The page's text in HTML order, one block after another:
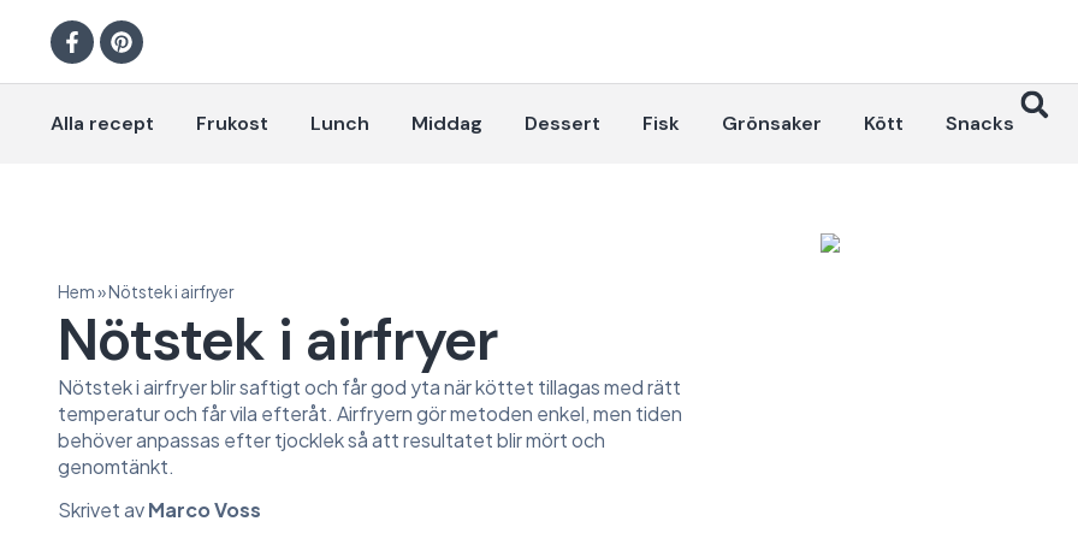
Alla recept Frukost Lunch Middag Dessert Fisk Grönsaker Kött Snacks
Hem»Nötstek i airfryer
Nötstek i airfryer
Nötstek i airfryer blir saftigt och får god yta när köttet tillagas med rätt
temperatur och får vila efteråt. Airfryern gör metoden enkel, men tiden
behöver anpassas efter tjocklek så att resultatet blir mört och
genomtänkt.
Skrivet avMarco Voss